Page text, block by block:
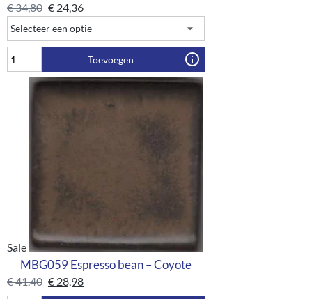
€34,80 € 24,36
Toevoegen
Sale
MBG059 Espresso bean – Coyote
€41,40 € 28,98